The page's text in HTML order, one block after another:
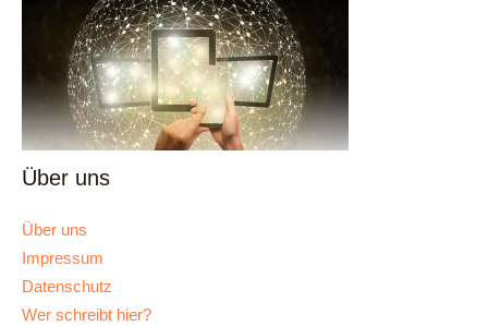
Über uns
Über uns
Impressum
Datenschutz
Wer schreibt hier?